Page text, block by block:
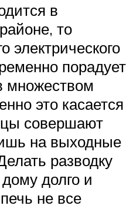
в
то
электрического
порадует
множеством
это касается
совершают
на выходные
разводку
долго и
не все